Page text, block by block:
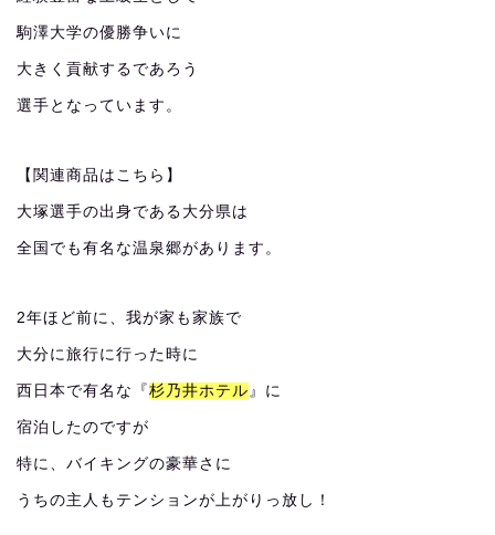
駒澤大学の優勝争いに
大きく貢献するであろう
選手となっています。
【関連商品はこちら】
大塚選手の出身である大分県は
全国でも有名な温泉郷があります。
2年ほど前に、我が家も家族で
大分に旅行に行った時に
西日本で有名な『 杉乃井ホテル』に
宿泊したのですが
特に、バイキングの豪華さに
うちの主人もテンションが上がりっ放し！